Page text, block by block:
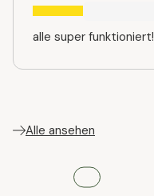
alle super funktioniert!
Alle ansehen